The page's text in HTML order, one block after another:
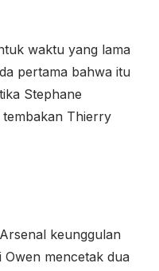
waktu yang lama
pertama bahwa itu
Stephane
Thierry
keunggulan
Owen mencetak dua